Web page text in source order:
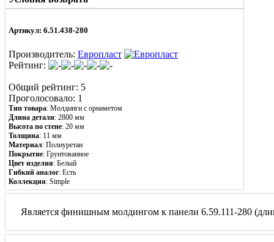
Артикул: 6.51.438-280
Производитель: Европласт
Рейтинг:
Общий рейтинг: 5
Проголосовало: 1
Тип товара: Молдинги с орнаметом
Длина детали: 2800 мм
Высота по стене: 20 мм
Толщина: 11 мм
Материал: Полиуретан
Покрытие: Грунтованное
Цвет изделия: Белый
Гибкий аналог: Есть
Коллекция: Simple
Является финишным молдингом к панели 6.59.111-280